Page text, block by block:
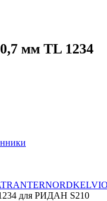
мм TL 1234
TRANTERNORD
для РИДАН S210